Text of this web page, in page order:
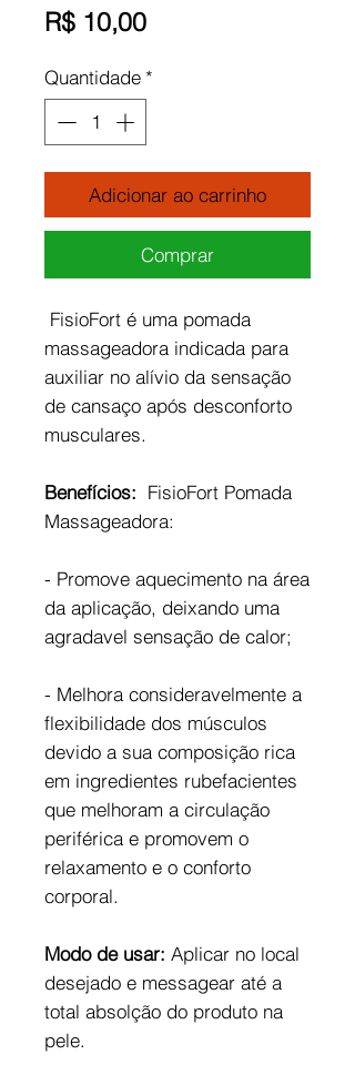
R$ 10,00Preço
Quantidade *
Adicionar ao carrinho
Comprar
FisioFort é uma pomada
massageadora indicada para
auxiliar no alívio da sensação
de cansaço após desconforto
musculares.
Benefícios: FisioFort Pomada
Massageadora:
- Promove aquecimento na área
da aplicação, deixando uma
agradavel sensação de calor;
- Melhora consideravelmente a
flexibilidade dos músculos
devido a sua composição rica
em ingredientes rubefacientes
que melhoram a circulação
periférica e promovem o
relaxamento e o conforto
corporal.
Modo de usar: Aplicar no local
desejado e messagear até a
total absolção do produto na
pele.